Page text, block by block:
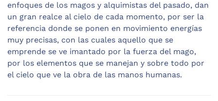
enfoques de los magos y alquimistas del pasado, dan
un gran realce al cielo de cada momento, por ser la
referencia donde se ponen en movimiento energías
muy precisas, con las cuales aquello que se
emprende se ve imantado por la fuerza del mago,
por los elementos que se manejan y sobre todo por
el cielo que ve la obra de las manos humanas.